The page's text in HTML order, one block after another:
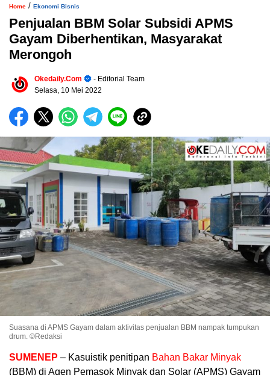
Home / Ekonomi Bisnis
Penjualan BBM Solar Subsidi APMS
Gayam Diberhentikan, Masyarakat
Merongoh
Okedaily.com
- Editorial Team
Selasa, 10 Mei 2022
Suasana di APMS Gayam dalam aktivitas penjualan BBM nampak tumpukan
drum. ©Redaksi
SUMENEP – Kasuistik penitipan Bahan Bakar Minyak
(BBM) di Agen Pemasok Minyak dan Solar (APMS) Gayam